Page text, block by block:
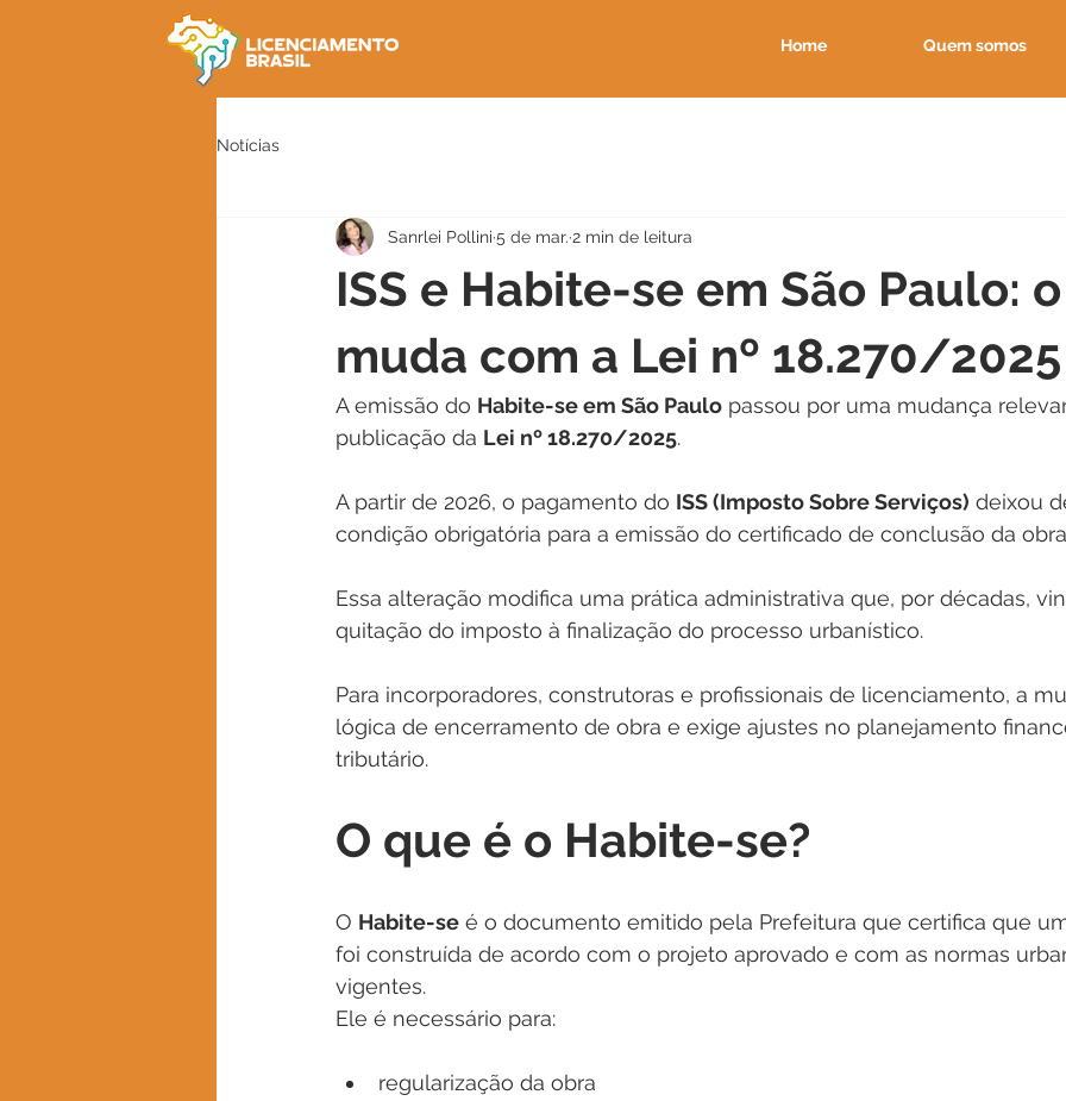
Home Quem somos
Notícias
ISS e Habite-se em São Paulo:
muda com a Lei nº 18.270/2025
Sanrlei Pollini 5 de mar. 2 min de leitura
A emissão do Habite-se em São Paulo passou por uma mudança
publicação da Lei nº 18.270/2025.
A partir de 2026, o pagamento do ISS (Imposto Sobre Serviços) deixou
condição obrigatória para a emissão do certificado de conclusão da
Essa alteração modifica uma prática administrativa que, por décadas,
quitação do imposto à finalização do processo urbanístico.
Para incorporadores, construtoras e profissionais de licenciamento, a
lógica de encerramento de obra e exige ajustes no planejamento
tributário.
O que é o Habite-se?
O Habite-se é o documento emitido pela Prefeitura que certifica que
foi construída de acordo com o projeto aprovado e com as normas
vigentes.
Ele é necessário para:
regularização da obra